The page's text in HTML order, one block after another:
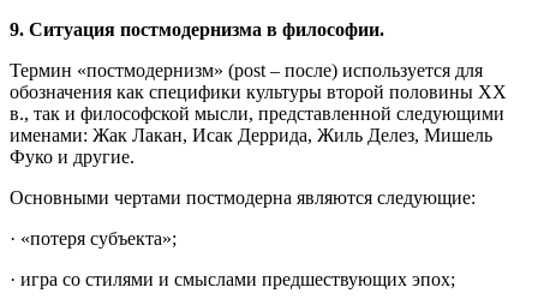
9. Ситуация постмодернизма в философии.
Термин «постмодернизм» (post – после) используется для
обозначения как специфики культуры второй половины ХХ
в., так и философской мысли, представленной следующими
именами: Жак Лакан, Исак Деррида, Жиль Делез, Мишель
Фуко и другие.
Основными чертами постмодерна являются следующие:
· «потеря субъекта»;
· игра со стилями и смыслами предшествующих эпох;